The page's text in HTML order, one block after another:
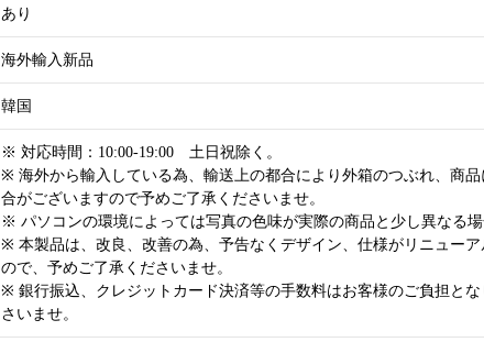
あり
海外輸入新品
韓国
※ 対応時間：10:00-19:00 土日祝除く。
※ 海外から輸入している為、輸送上の都合により外箱のつぶれ、商
合がございますので予めご了承くださいませ。
※ パソコンの環境によっては写真の色味が実際の商品と少し異なる場
※ 本製品は、改良、改善の為、予告なくデザイン、仕様がリニュー
ので、予めご了承くださいませ。
※ 銀行振込、クレジットカード決済等の手数料はお客様のご負担と
さいませ。